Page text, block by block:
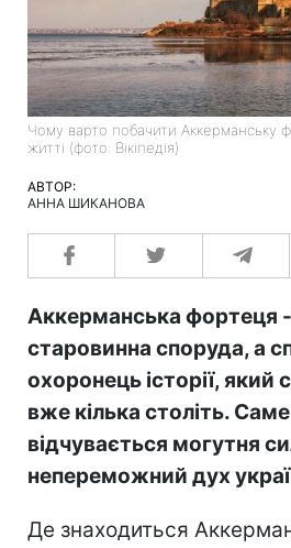
Чому варто побачити Аккерманську
житті (фото: Вікіпедія)
АВТОР:
АННА ШИКАНОВА
Аккерманська фортеця
старовинна споруда, а
охоронець історії, який
вже кілька століть.
відчувається могутня
непереможний дух
Де знаходиться